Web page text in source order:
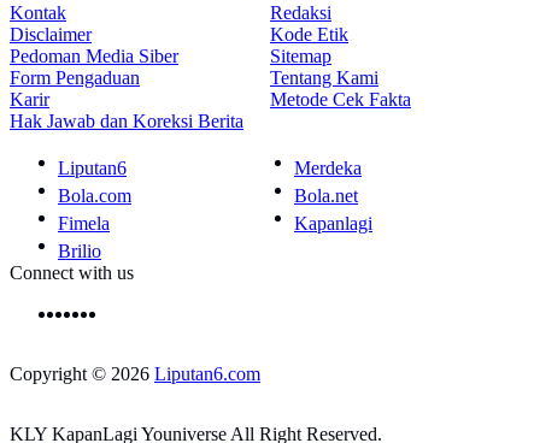
Kontak
Redaksi
Disclaimer
Kode Etik
Pedoman Media Siber
Sitemap
Form Pengaduan
Tentang Kami
Karir
Metode Cek Fakta
Hak Jawab dan Koreksi Berita
Liputan6
Merdeka
Bola.com
Bola.net
Fimela
Kapanlagi
Brilio
Connect with us
Copyright © 2026 Liputan6.com
KLY KapanLagi Youniverse All Right Reserved.